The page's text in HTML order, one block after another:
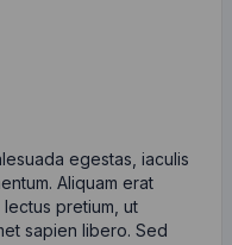
egestas, iaculis
Aliquam erat
pretium, ut
sapien libero. Sed